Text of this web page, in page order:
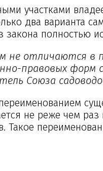
участками
два варианта
полностью
не отличаются в
правовых форм
Союза
не реже чем